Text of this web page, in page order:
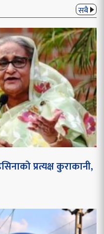
सबै
प्रत्यक्ष कुराकानी,